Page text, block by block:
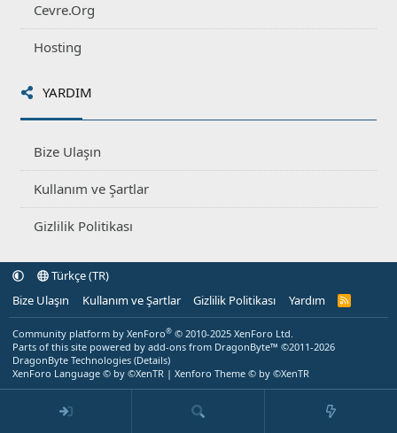
Cevre.Org
Hosting
YARDIM
Bize Ulaşın
Kullanım ve Şartlar
Gizlilik Politikası
Türkçe (TR)
Bize Ulaşın
Kullanım ve Şartlar Gizlilik Politikası Yardım
R
Community platform by XenForo® © 2010-2025 XenForo Ltd.
Parts of this site powered by add-ons from DragonByte™ ©2011-2026
DragonByte Technologies (Details)
XenForo Language © by ©XenTR | Xenforo Theme © by ©XenTR